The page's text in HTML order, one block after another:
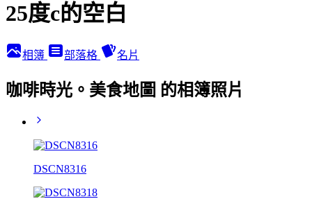
25度c的空白
相簿 部落格 名片
咖啡時光。美食地圖 的相簿照片
DSCN8316